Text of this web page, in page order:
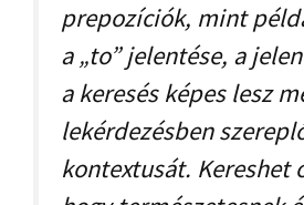
prepozíciók, mint
a „to” jelentése, a
a keresés képes lesz
lekérdezésben
kontextusát. Kereshet